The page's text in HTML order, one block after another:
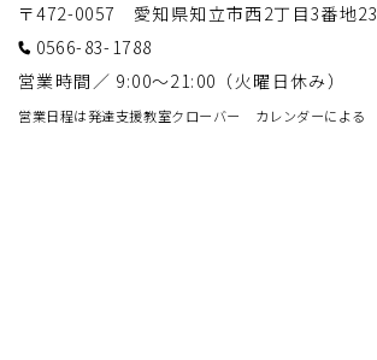
〒472-0057 愛知県知立市西2丁目3番地23
0566-83-1788
営業時間／ 9:00～21:00（火曜日休み）
営業日程は発達支援教室クローバー カレンダーによる